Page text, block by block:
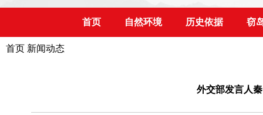
首页 自然环境 历史依据 窃
首页 新闻动态
外交部发言人